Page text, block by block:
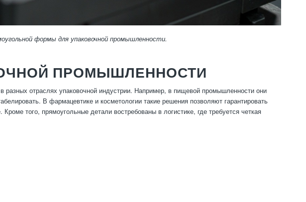
формы для упаковочной промышленности.
ПРОМЫШЛЕННОСТИ
отраслях упаковочной индустрии. Например, в пищевой промышленности они
В фармацевтике и косметологии такие решения позволяют гарантировать
того, прямоугольные детали востребованы в логистике, где требуется четкая